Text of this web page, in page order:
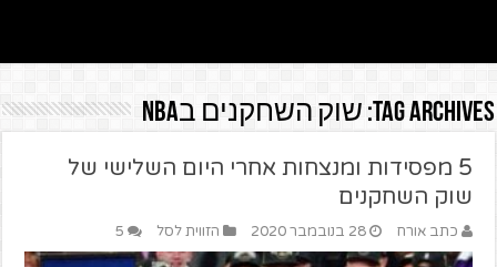
Tag Archives: שוק השחקנים בNBA
5 מפסידות ומנצחות אחרי היום השלישי של
שוק השחקנים
כתב אורח 28 בנובמבר 2020 הזווית לסל 5